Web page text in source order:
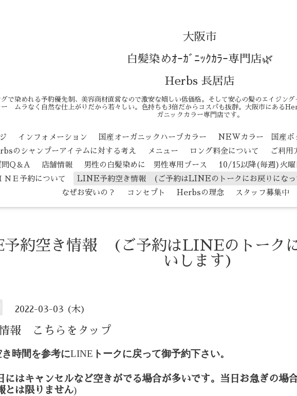
大阪市
白髪染めｵｰｶﾞﾆｯｸｶﾗｰ専門店🌿
Herbs 長居店
で染めれる予約優先制、美容商材直営なので激安な嬉しい低価格。そして安心の髪のエイジン
ー ムラなく自然な仕上がりだから若々しい。色持ちも3倍だからコスパも抜群。大阪市にある
ガニックカラー専門店です。
インフォメーション 国産オーガニックハーブカラー NEWカラー 国産ボ
のシャンプーアイテムに対する考え
メニュー ロング料金について ご利用
問Q＆A
店舗情報 男性の白髪染めに 男性専用ブース 10/15以降(毎週)火曜
ＮＥ予約について
LINE予約空き情報 (ご予約はLINEのトークにお戻りになっ
なぜお安いの？
コンセプト Herbsの理念 スタッフ募集中
約空き情報 (ご予約はLINEのトーク
いします)
2022-03-03 (木)
報 こちらをタップ
時間を参考にLINE トークに戻って御予約下さい。
にはキャンセルなど空きがでる場合が多いです。当日お急ぎの場
とは限りません)